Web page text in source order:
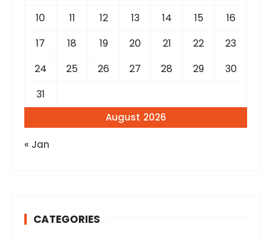
August 2026
10
11 12 13 14 15
16
17
18 19 20 21 22
23
24
25 26 27 28 29
30
31
« Jan
CATEGORIES